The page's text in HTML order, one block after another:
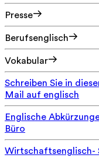
Presse
Berufsenglisch
Vokabular
Schreiben Sie in
Mail auf englisch
Englische
Büro
Wirtschaftsenglisch-